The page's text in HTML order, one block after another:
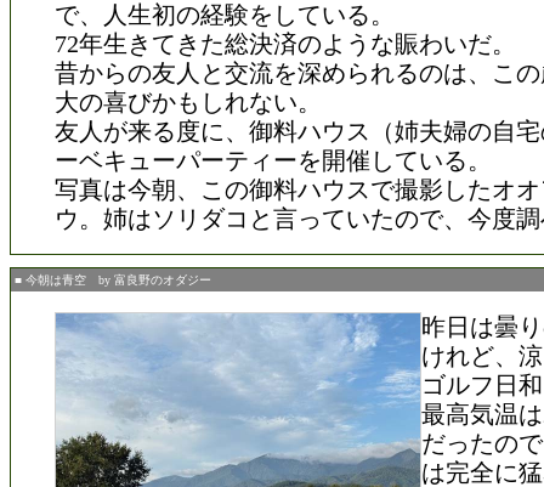
で、人生初の経験をしている。
72年生きてきた総決済のような賑わいだ。
昔からの友人と交流を深められるのは、こ
大の喜びかもしれない。
友人が来る度に、御料ハウス（姉夫婦の自
ーベキューパーティーを開催している。
写真は今朝、この御料ハウスで撮影したオ
ウ。姉はソリダコと言っていたので、今度
■ 今朝は青空 by 富良野のオダジー
昨日は曇
けれど、
ゴルフ日
最高気温
だったの
は完全に